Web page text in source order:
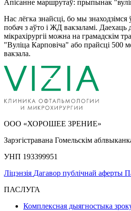
Апісанне маршрутаў: прыпынак
Нас лёгка знайсці, бо мы
побач з аўто і ЖД вакзаламі. Даехаць
мікрахірургіі можна на грамадскім
"Вуліца Карповіча" або прайсці 500
вакзала.
ООО «ХОРОШЕЕ ЗРЕНИЕ»
Зарэгістравана Гомельскім
УНП 193399951
Ліцэнзія Дагавор публічнай аферты
ПАСЛУГА
Комплексная дыягностыка